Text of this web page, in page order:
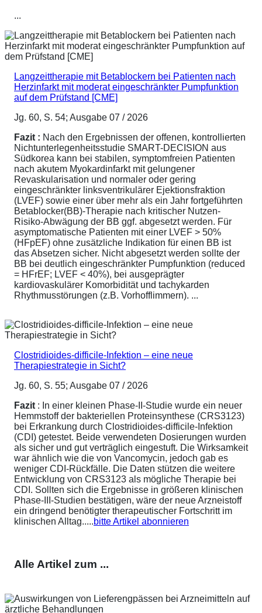
...
Langzeittherapie mit Betablockern bei Patienten nach
Herzinfarkt mit moderat eingeschränkter Pumpfunktion
auf dem Prüfstand [CME]
Jg. 60, S. 54; Ausgabe 07 / 2026
Fazit : Nach den Ergebnissen der offenen, kontrollierten
Nichtunterlegenheitsstudie SMART-DECISION aus
Südkorea kann bei stabilen, symptomfreien Patienten
nach akutem Myokardinfarkt mit gelungener
Revaskularisation und normaler oder gering
eingeschränkter linksventrikulärer Ejektionsfraktion
(LVEF) sowie einer über mehr als ein Jahr fortgeführten
Betablocker(BB)-Therapie nach kritischer Nutzen-
Risiko-Abwägung der BB ggf. abgesetzt werden. Für
asymptomatische Patienten mit einer LVEF > 50%
(HFpEF) ohne zusätzliche Indikation für einen BB ist
das Absetzen sicher. Nicht abgesetzt werden sollte der
BB bei deutlich eingeschränkter Pumpfunktion (reduced
= HFrEF; LVEF < 40%), bei ausgeprägter
kardiovaskulärer Komorbidität und tachykarden
Rhythmusstörungen (z.B. Vorhofflimmern). ...
Clostridioides-difficile-Infektion – eine neue
Therapiestrategie in Sicht?
Jg. 60, S. 55; Ausgabe 07 / 2026
Fazit : In einer kleinen Phase-II-Studie wurde ein neuer
Hemmstoff der bakteriellen Proteinsynthese (CRS3123)
bei Erkrankung durch Clostridioides-difficile-Infektion
(CDI) getestet. Beide verwendeten Dosierungen wurden
als sicher und gut verträglich eingestuft. Die Wirksamkeit
war ähnlich wie die von Vancomycin, jedoch gab es
weniger CDI-Rückfälle. Die Daten stützen die weitere
Entwicklung von CRS3123 als mögliche Therapie bei
CDI. Sollten sich die Ergebnisse in größeren klinischen
Phase-III-Studien bestätigen, wäre der neue Arzneistoff
ein dringend benötigter therapeutischer Fortschritt im
klinischen Alltag.....bitte Artikel abonnieren
Alle Artikel zum ...